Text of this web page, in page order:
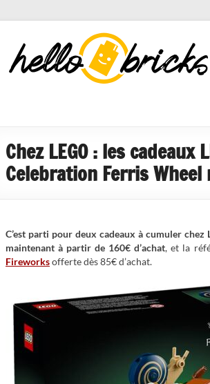
HelloBricks
Blog LEGO,
nouveaut�s
Chez LEGO : les
Celebration Ferris
C’est parti pour deux cadeaux à cumuler chez
maintenant à partir de 160€ d’achat, et la
Fireworksofferte dès 85€ d’achat.